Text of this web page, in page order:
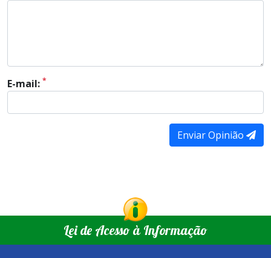
E-mail: *
Enviar Opinião
Lei de Acesso à Informação